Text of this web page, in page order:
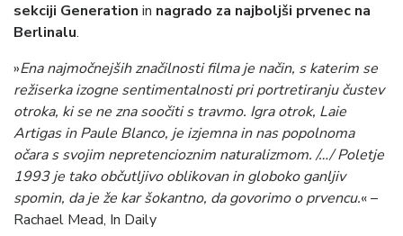
sekciji Generation in nagrado za najboljši prvenec na
Berlinalu.
»Ena najmočnejših značilnosti filma je način, s katerim se
režiserka izogne sentimentalnosti pri portretiranju čustev
otroka, ki se ne zna soočiti s travmo. Igra otrok, Laie
Artigas in Paule Blanco, je izjemna in nas popolnoma
očara s svojim nepretencioznim naturalizmom. /…/ Poletje
1993 je tako občutljivo oblikovan in globoko ganljiv
spomin, da je že kar šokantno, da govorimo o prvencu.« –
Rachael Mead, In Daily